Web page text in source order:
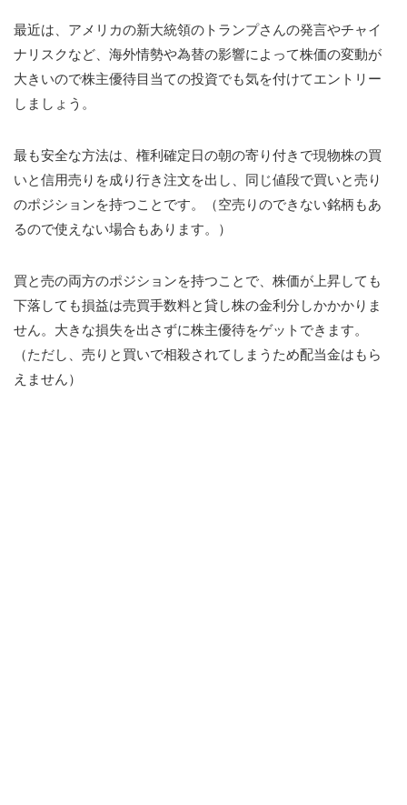
最近は、アメリカの新大統領のトランプさんの発言やチャイ
ナリスクなど、海外情勢や為替の影響によって株価の変動が
大きいので株主優待目当ての投資でも気を付けてエントリー
しましょう。
最も安全な方法は、権利確定日の朝の寄り付きで現物株の買
いと信用売りを成り行き注文を出し、同じ値段で買いと売り
のポジションを持つことです。（空売りのできない銘柄もあ
るので使えない場合もあります。）
買と売の両方のポジションを持つことで、株価が上昇しても
下落しても損益は売買手数料と貸し株の金利分しかかかりま
せん。大きな損失を出さずに株主優待をゲットできます。
（ただし、売りと買いで相殺されてしまうため配当金はもら
えません）